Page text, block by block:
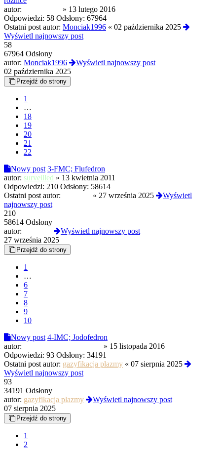
autor:
» 13 lutego 2016
Odpowiedzi: 58 Odsłony: 67964
Ostatni post autor: Monciak1996 « 02 października 2025
Wyświetl najnowszy post
58
67964 Odsłony
autor: Monciak1996
Wyświetl najnowszy post
02 października 2025
Przejdź do strony
1
…
18
19
20
21
22
Nowy post 3-FMC; Flufedron
autor: surveilled » 13 kwietnia 2011
Odpowiedzi: 210 Odsłony: 58614
Ostatni post autor:
« 27 września 2025
Wyświetl
najnowszy post
210
58614 Odsłony
autor:
Wyświetl najnowszy post
27 września 2025
Przejdź do strony
1
…
6
7
8
9
10
Nowy post 4-IMC; Jodofedron
autor:
» 15 listopada 2016
Odpowiedzi: 93 Odsłony: 34191
Ostatni post autor: gazyfikacja plazmy « 07 sierpnia 2025
Wyświetl najnowszy post
93
34191 Odsłony
autor: gazyfikacja plazmy
Wyświetl najnowszy post
07 sierpnia 2025
Przejdź do strony
1
2